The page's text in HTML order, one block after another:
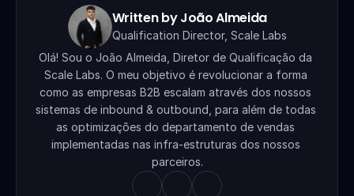
Written by João Almeida
Qualification Director, Scale Labs
Olá! Sou o João Almeida, Diretor de Qualificação da
Scale Labs. O meu objetivo é revolucionar a forma
como as empresas B2B escalam através dos nossos
sistemas de inbound & outbound, para além de todas
as optimizações do departamento de vendas
implementadas nas infra-estruturas dos nossos
parceiros.